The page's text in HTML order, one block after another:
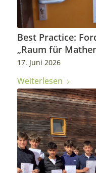
Best Practice:
„Raum für
17. Juni 2026
Weiterlesen